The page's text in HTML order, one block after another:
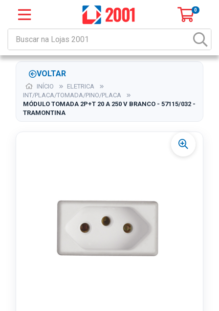
0
VOLTAR
INÍCIO
ELETRICA
INT/PLACA/TOMADA/PINO/PLACA
MÓDULO TOMADA 2P+T 20 A 250 V BRANCO - 57115/032 -
TRAMONTINA